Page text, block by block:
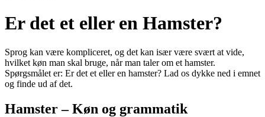
Er det et eller en Hamster?
Sprog kan være kompliceret, og det kan især være svært at vide,
hvilket køn man skal bruge, når man taler om et hamster.
Spørgsmålet er: Er det et eller en hamster? Lad os dykke ned i emnet
og finde ud af det.
Hamster – Køn og grammatik